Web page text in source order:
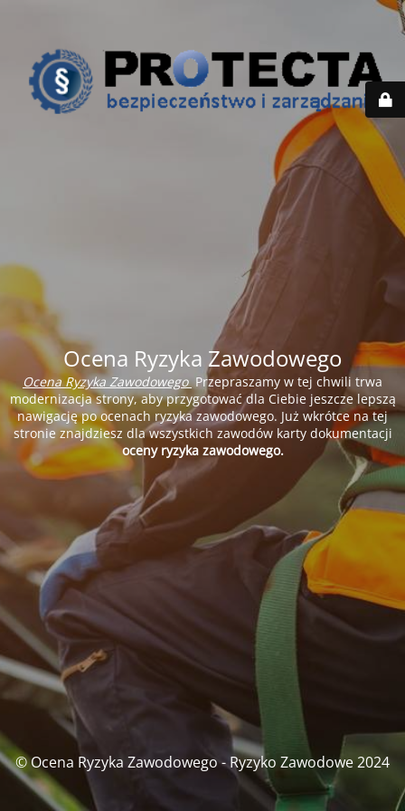
Ocena Ryzyka Zawodowego
Ocena Ryzyka ZawodowegoPrzepraszamy w tej chwili trwa
modernizacja strony, aby przygotować dla Ciebie jeszcze lepszą
nawigację po ocenach ryzyka zawodowego. Już wkrótce na tej
stronie znajdziesz dla wszystkich zawodów karty dokumentacji
oceny ryzyka zawodowego.
© Ocena Ryzyka Zawodowego - Ryzyko Zawodowe 2024